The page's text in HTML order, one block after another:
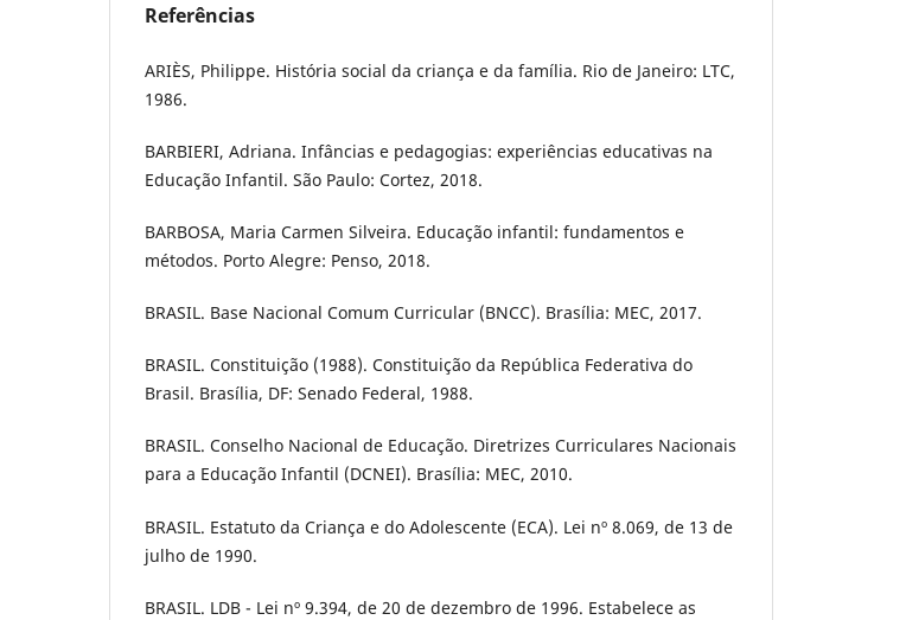
Referências
ARIÈS, Philippe. História social da criança e da família. Rio de Janeiro: LTC,
1986.
BARBIERI, Adriana. Infâncias e pedagogias: experiências educativas na
Educação Infantil. São Paulo: Cortez, 2018.
BARBOSA, Maria Carmen Silveira. Educação infantil: fundamentos e
métodos. Porto Alegre: Penso, 2018.
BRASIL. Base Nacional Comum Curricular (BNCC). Brasília: MEC, 2017.
BRASIL. Constituição (1988). Constituição da República Federativa do
Brasil. Brasília, DF: Senado Federal, 1988.
BRASIL. Conselho Nacional de Educação. Diretrizes Curriculares Nacionais
para a Educação Infantil (DCNEI). Brasília: MEC, 2010.
BRASIL. Estatuto da Criança e do Adolescente (ECA). Lei nº 8.069, de 13 de
julho de 1990.
BRASIL. LDB - Lei nº 9.394, de 20 de dezembro de 1996. Estabelece as